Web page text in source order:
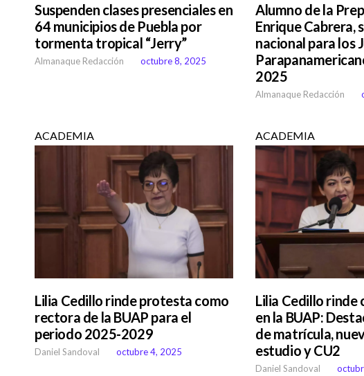
Suspenden clases presenciales en
64 municipios de Puebla por
tormenta tropical “Jerry”
Almanaque Redacción octubre 8, 2025
Alumno de la
Enrique Cabrera,
nacional para los
2025
Almanaque Redacción
ACADEMIA
Lilia Cedillo rinde protesta como
rectora de la BUAP para el
periodo 2025-2029
Daniel Sandoval octubre 4, 2025
ACADEMIA
Lilia Cedillo
en la BUAP:
de matrícula,
estudio y CU2
Daniel Sandoval